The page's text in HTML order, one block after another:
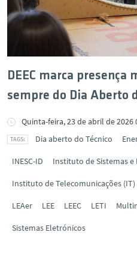
DEEC marca presença
sempre do Dia Aberto
Quinta-feira, 23 de abril de 2026
Dia aberto do Técnico
INESC-ID Instituto de Sistemas e
Instituto de Telecomunicações (IT)
LEAer LEE LEEC LETI
Sistemas Eletrónicos